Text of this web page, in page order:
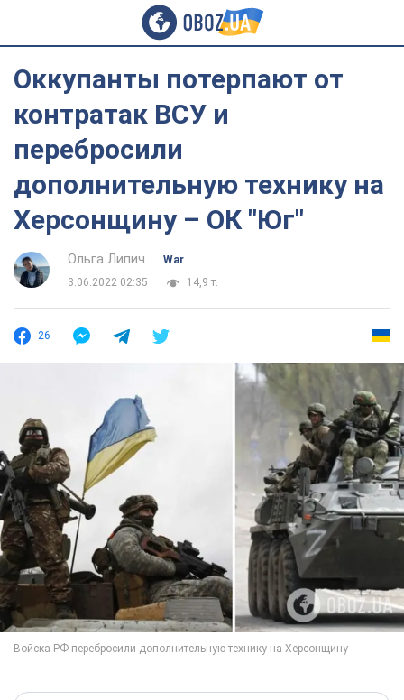
Оккупанты потерпают от
контратак ВСУ и
перебросили
дополнительную технику на
Херсонщину – ОК "Юг"
Ольга Липич
War
3.06.2022 02:35
14,9 т.
26